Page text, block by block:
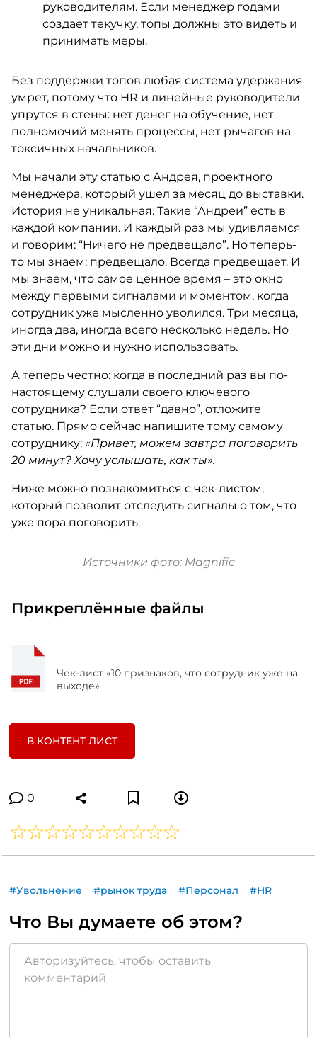
руководителям. Если менеджер годами
создает текучку, топы должны это видеть и
принимать меры.
Без поддержки топов любая система удержания
умрет, потому что HR и линейные руководители
упрутся в стены: нет денег на обучение, нет
полномочий менять процессы, нет рычагов на
токсичных начальников.
Мы начали эту статью с Андрея, проектного
менеджера, который ушел за месяц до выставки.
История не уникальная. Такие “Андреи” есть в
каждой компании. И каждый раз мы удивляемся
и говорим: “Ничего не предвещало”. Но теперь-
то мы знаем: предвещало. Всегда предвещает. И
мы знаем, что самое ценное время – это окно
между первыми сигналами и моментом, когда
сотрудник уже мысленно уволился. Три месяца,
иногда два, иногда всего несколько недель. Но
эти дни можно и нужно использовать.
А теперь честно: когда в последний раз вы по-
настоящему слушали своего ключевого
сотрудника? Если ответ “давно”, отложите
статью. Прямо сейчас напишите тому самому
сотруднику: «Привет, можем завтра поговорить
20 минут? Хочу услышать, как ты».
Ниже можно познакомиться с чек-листом,
который позволит отследить сигналы о том, что
уже пора поговорить.
Источники фото: Magnific
Прикреплённые файлы
Чек-лист «10 признаков, что сотрудник уже на
выходе»
В КОНТЕНТ ЛИСТ
0
#Увольнение #рынок труда #Персонал #HR
Что Вы думаете об этом?